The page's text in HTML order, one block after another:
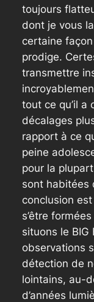
toujours
dont je vous
certaine
prodige.
transmettre
tout ce qu’il a
décalages
rapport à ce
peine
pour la
sont habitées
conclusion
s’être
situons le BIG
observations
détection de
lointains, au-
d’années